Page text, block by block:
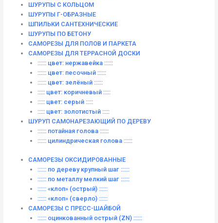
ШУРУПЫ С КОЛЬЦОМ
ШУРУПЫ Г-ОБРАЗНЫЕ
ШПИЛЬКИ САНТЕХНИЧЕСКИЕ
ШУРУПЫ ПО БЕТОНУ
САМОРЕЗЫ ДЛЯ ПОЛОВ И ПАРКЕТА
САМОРЕЗЫ ДЛЯ ТЕРРАСНОЙ ДОСКИ
:::::: цвет: нержавейка ::::::
:::::: цвет: песочный ::::::
:::::: цвет: зелёный ::::::
::::: цвет: коричневый :::::
::::: цвет: серый :::::
::::: цвет: золотистый :::::
ШУРУП САМОНАРЕЗАЮЩИЙ ПО ДЕРЕВУ
:::::: потайная голова ::::::
:::::: цилиндрическая голова ::::::
САМОРЕЗЫ ОКСИДИРОВАННЫЕ
:::::: по дереву крупный шаг ::::::
:::::: по металлу мелкий шаг ::::::
:::::: «клоп» (острый) ::::::
:::::: «клоп» (сверло) ::::::
САМОРЕЗЫ С ПРЕСС-ШАЙБОЙ
:::::: оцинкованный острый (ZN) ::::::